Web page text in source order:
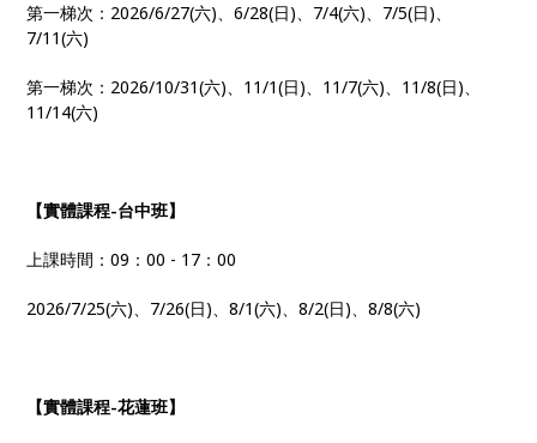
第一梯次：2026/6/27(六)、6/28(日)、7/4(六)、7/5(日)、
7/11(六)
第一梯次：2026/10/31(六)、11/1(日)、11/7(六)、11/8(日)、
11/14(六)
【實體課程-台中班】
上課時間：09：00 - 17：00
2026/7/25(六)、7/26(日)、8/1(六)、8/2(日)、8/8(六)
【實體課程-花蓮班】